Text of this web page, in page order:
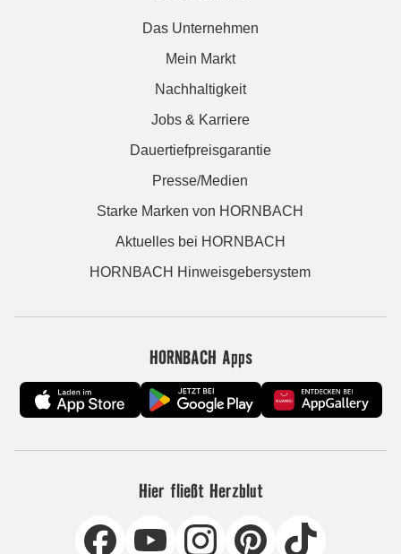
Das Unternehmen
Mein Markt
Nachhaltigkeit
Jobs & Karriere
Dauertiefpreisgarantie
Presse/Medien
Starke Marken von HORNBACH
Aktuelles bei HORNBACH
HORNBACH Hinweisgebersystem
HORNBACH Apps
Hier fließt Herzblut